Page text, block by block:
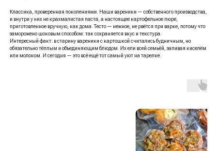
Классика, проверенная поколениями. Наши вареники — собственного производства,
и внутри у них не крахмалистая паста, а настоящее картофельное пюре,
приготовленное вручную, как дома. Тесто — нежное, не рвётся при варке, потому что
заморожено шоковым способом: так сохраняется вкус и текстура.
Интересный факт: в старину вареники с картошкой считались будничным, но
обязательно тёплым и объединяющим блюдом. Их ели всей семьёй, запивая киселём
или молоком. И сегодня — это всё ещё тот самый уют на тарелке.